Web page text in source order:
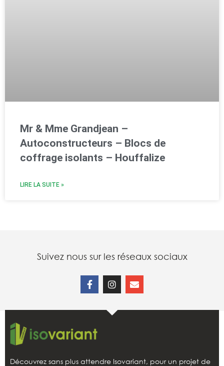
Mr & Mme Grandjean –
Autoconstructeurs – Blocs de
coffrage isolants – Houffalize
LIRE LA SUITE »
Suivez nous sur les réseaux sociaux
Découvrez sans plus attendre Isovariant, pour un projet de